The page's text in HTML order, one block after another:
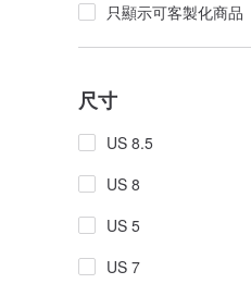
只顯示可客製化商品
尺寸
US 8.5
US 8
US 5
US 7